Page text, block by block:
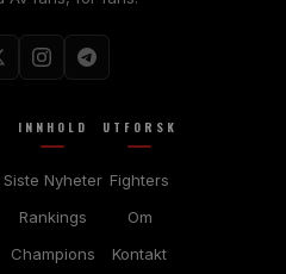
INNHOLD
Siste Nyheter
Rankings
Champions
UTFORSK
Fighters
Om
Kontakt